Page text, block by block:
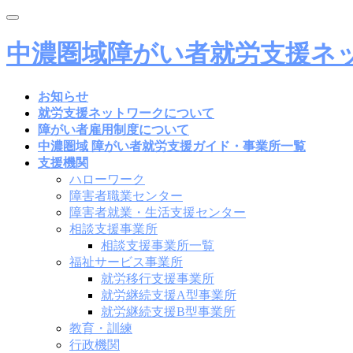
Toggle
中濃圏域障がい者就労支援ネ
お知らせ
就労支援ネットワークについて
障がい者雇用制度について
中濃圏域 障がい者就労支援ガイド・事業所一覧
支援機関
ハローワーク
障害者職業センター
障害者就業・生活支援センター
相談支援事業所
相談支援事業所一覧
福祉サービス事業所
就労移行支援事業所
就労継続支援A型事業所
就労継続支援B型事業所
教育・訓練
行政機関